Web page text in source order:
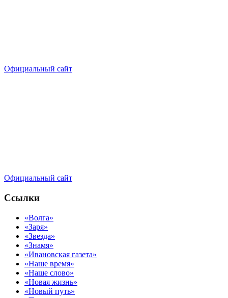
Официальный сайт
Официальный сайт
Ссылки
«Волга»
«Заря»
«Звезда»
«Знамя»
«Ивановская газета»
«Наше время»
«Наше слово»
«Новая жизнь»
«Новый путь»